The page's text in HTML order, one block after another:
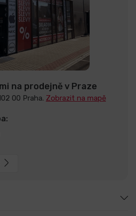
na prodejně v Praze
00 Praha. Zobrazit na mapě